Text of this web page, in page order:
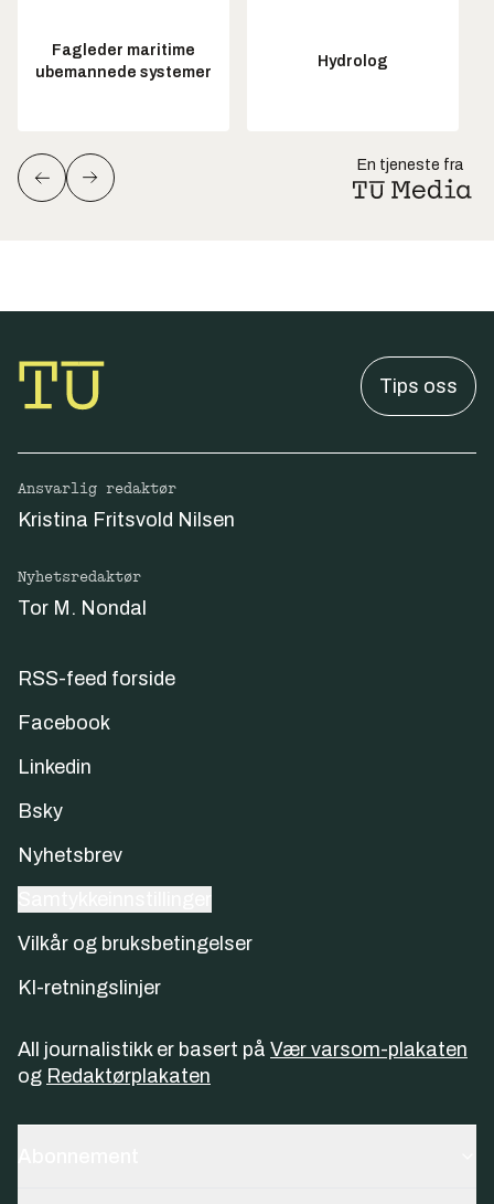
Fagleder maritime
ubemannede systemer
Hydrolog
En tjeneste fra
Tips oss
Ansvarlig redaktør
Kristina Fritsvold Nilsen
Nyhetsredaktør
Tor M. Nondal
RSS-feed forside
Facebook
Linkedin
Bsky
Nyhetsbrev
Vilkår og bruksbetingelser
KI-retningslinjer
All journalistikk er basert på Vær varsom-plakaten
og Redaktørplakaten